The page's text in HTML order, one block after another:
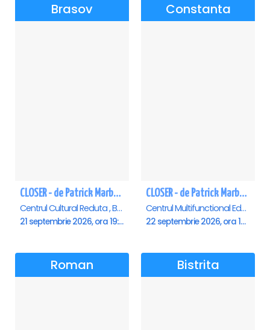
Brasov
CLOSER - de Patrick Marber - Premiera - Brasov
Centrul Cultural Reduta , Brasov
21 septembrie 2026, ora 19:00
Constanta
CLOSER - de Patrick Marber - Premiera - Constanta
Centrul Multifunctional Educativ pentru Tineret Jean Constantin, Constanta
22 septembrie 2026, ora 19:00
Roman Bistrita